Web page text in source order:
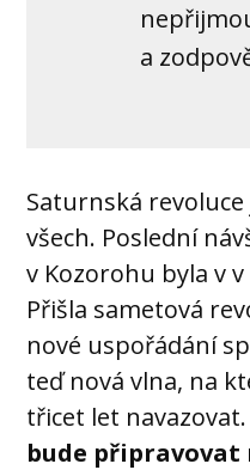
a
Saturnská
všech. Poslední
v Kozorohu byla v v
Přišla sametová
nové uspořádání
teď nová vlna, na
třicet let navazovat.
bude připravovat